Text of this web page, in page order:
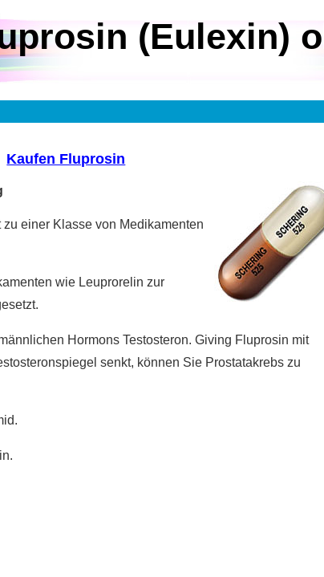
(Eulexin)
Kaufen Fluprosin
einer Klasse von Medikamenten
wie Leuprorelin zur
Hormons Testosteron. Giving Fluprosin mit
senkt, können Sie Prostatakrebs zu